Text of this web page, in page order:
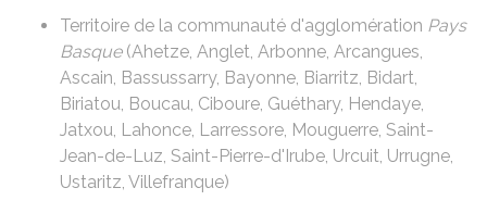
Territoire de la communauté d'agglomération Pays
Basque(Ahetze, Anglet, Arbonne, Arcangues,
Ascain, Bassussarry, Bayonne, Biarritz, Bidart,
Biriatou, Boucau, Ciboure, Guéthary, Hendaye,
Jatxou, Lahonce, Larressore, Mouguerre, Saint-
Jean-de-Luz, Saint-Pierre-d'Irube, Urcuit, Urrugne,
Ustaritz, Villefranque)